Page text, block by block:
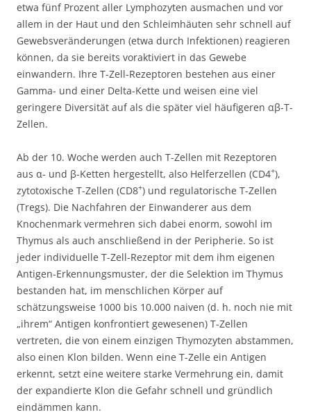
etwa fünf Prozent aller Lymphozyten ausmachen und vor
allem in der Haut und den Schleimhäuten sehr schnell auf
Gewebsveränderungen (etwa durch Infektionen) reagieren
können, da sie bereits voraktiviert in das Gewebe
einwandern. Ihre T-Zell-Rezeptoren bestehen aus einer
Gamma- und einer Delta-Kette und weisen eine viel
geringere Diversität auf als die später viel häufigeren αβ-T-
Zellen.
Ab der 10. Woche werden auch T-Zellen mit Rezeptoren
aus α- und β-Ketten hergestellt, also Helferzellen (CD4+),
zytotoxische T-Zellen (CD8+) und regulatorische T-Zellen
(Tregs). Die Nachfahren der Einwanderer aus dem
Knochenmark vermehren sich dabei enorm, sowohl im
Thymus als auch anschließend in der Peripherie. So ist
jeder individuelle T-Zell-Rezeptor mit dem ihm eigenen
Antigen-Erkennungsmuster, der die Selektion im Thymus
bestanden hat, im menschlichen Körper auf
schätzungsweise 1000 bis 10.000 naiven (d. h. noch nie mit
„ihrem“ Antigen konfrontiert gewesenen) T-Zellen
vertreten, die von einem einzigen Thymozyten abstammen,
also einen Klon bilden. Wenn eine T-Zelle ein Antigen
erkennt, setzt eine weitere starke Vermehrung ein, damit
der expandierte Klon die Gefahr schnell und gründlich
eindämmen kann.